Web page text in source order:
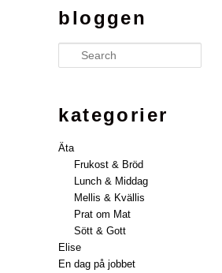
bloggen
Search
kategorier
Äta
Frukost & Bröd
Lunch & Middag
Mellis & Kvällis
Prat om Mat
Sött & Gott
Elise
En dag på jobbet